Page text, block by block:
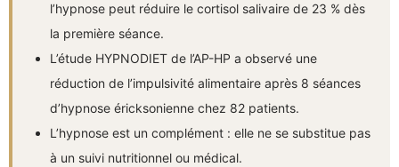
l’hypnose peut réduire le cortisol salivaire de 23 % dès
la première séance.
L’étude HYPNODIET de l’AP-HP a observé une
réduction de l’impulsivité alimentaire après 8 séances
d’hypnose éricksonienne chez 82 patients.
L’hypnose est un complément : elle ne se substitue pas
à un suivi nutritionnel ou médical.